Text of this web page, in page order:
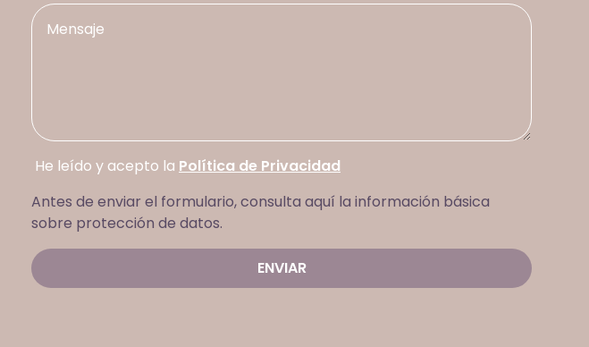
He leído y acepto la Política de Privacidad
Antes de enviar el formulario, consulta aquí la información básica
sobre protección de datos.